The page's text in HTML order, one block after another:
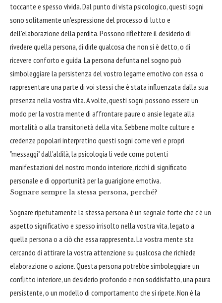
toccante e spesso vivida. Dal punto di vista psicologico, questi sogni
sono solitamente un'espressione del processo di lutto e
dell'elaborazione della perdita. Possono riflettere il desiderio di
rivedere quella persona, di dirle qualcosa che non si è detto, o di
ricevere conforto e guida. La persona defunta nel sogno può
simboleggiare la persistenza del vostro legame emotivo con essa, o
rappresentare una parte di voi stessi che è stata influenzata dalla sua
presenza nella vostra vita. A volte, questi sogni possono essere un
modo per la vostra mente di affrontare paure o ansie legate alla
mortalità o alla transitorietà della vita. Sebbene molte culture e
credenze popolari interpretino questi sogni come veri e propri
"messaggi" dall'aldilà, la psicologia li vede come potenti
manifestazioni del nostro mondo interiore, ricchi di significato
personale e di opportunità per la guarigione emotiva.
Sognare sempre la stessa persona, perché?
Sognare ripetutamente la stessa persona è un segnale forte che c'è un
aspetto significativo e spesso irrisolto nella vostra vita, legato a
quella persona o a ciò che essa rappresenta. La vostra mente sta
cercando di attirare la vostra attenzione su qualcosa che richiede
elaborazione o azione. Questa persona potrebbe simboleggiare un
conflitto interiore, un desiderio profondo e non soddisfatto, una paura
persistente, o un modello di comportamento che si ripete. Non è la